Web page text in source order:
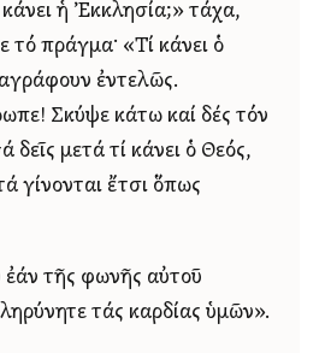
κάνει ἡ Ἐκκλησία;» τάχα,
τό πράγμα· «Τί κάνει ὁ
ἐντελῶς.
Σκύψε κάτω καί δές τόν
δεῖς μετά τί κάνει ὁ Θεός,
γίνονται ἔτσι ὅπως
ἐάν τῆς φωνῆς αὐτοῦ
τάς καρδίας ὑμῶν».